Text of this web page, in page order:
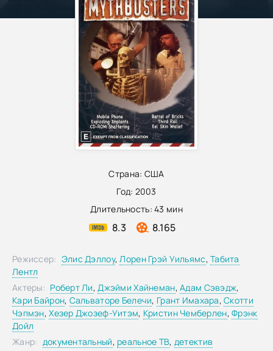
Страна: США
Год: 2003
Длительность:43 мин
8.3 8.165
Режиссер: Элис Дэллоу,Лорен Грэй Уильямс,Табита
Лентл
Актеры: Роберт Ли,Джэйми Хайнеман,Адам Сэвэдж,
Кари Байрон, Сальваторе Белечи, Грант Имахара,Скотти
Чэпмэн,Хезер Джозеф-Уитэм, Кристин Чемберлен,Фрэнк
Дойл
Жанр: документальный, реальное ТВ, детектив